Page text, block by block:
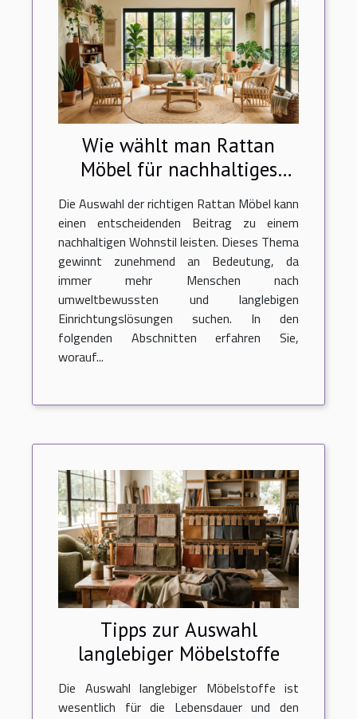
Wie wählt man Rattan
Möbel für nachhaltiges
Wohnen?
Die Auswahl der richtigen Rattan Möbel kann
einen entscheidenden Beitrag zu einem
nachhaltigen Wohnstil leisten. Dieses Thema
gewinnt zunehmend an Bedeutung, da
immer mehr Menschen nach
umweltbewussten und langlebigen
Einrichtungslösungen suchen. In den
folgenden Abschnitten erfahren Sie,
worauf...
Tipps zur Auswahl
langlebiger Möbelstoffe
Die Auswahl langlebiger Möbelstoffe ist
wesentlich für die Lebensdauer und den